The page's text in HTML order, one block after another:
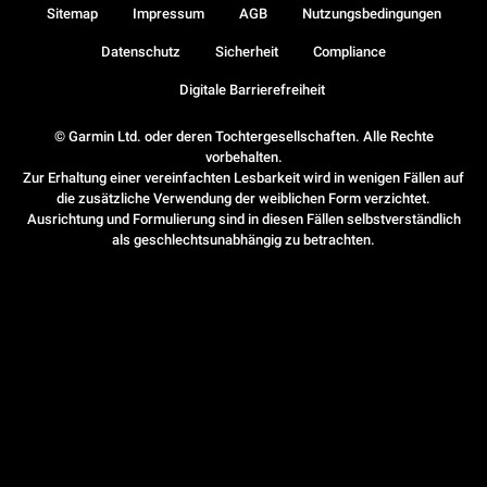
© Garmin Ltd. oder deren Tochtergesellschaften. Alle Rechte
vorbehalten.
Zur Erhaltung einer vereinfachten Lesbarkeit wird in wenigen Fällen auf
die zusätzliche Verwendung der weiblichen Form verzichtet.
Ausrichtung und Formulierung sind in diesen Fällen selbstverständlich
als geschlechtsunabhängig zu betrachten.
Sitemap Impressum AGB Nutzungsbedingungen
Datenschutz Sicherheit Compliance
Digitale Barrierefreiheit